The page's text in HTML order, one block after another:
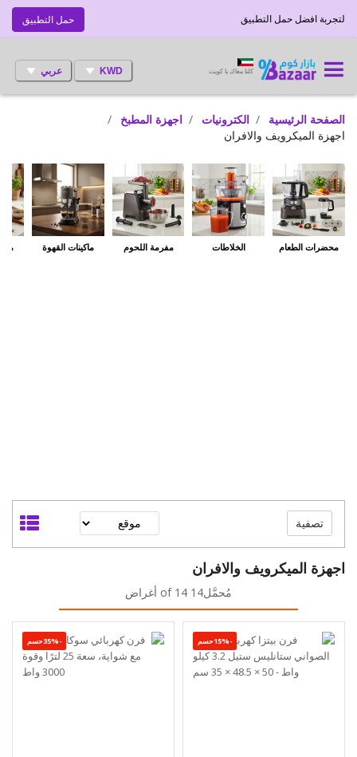
حمل التطبيق لتجربة افضل حمل التطبيق
KWD عربي كلنا معاك يا كويت
الصفحة الرئيسية الكترونيات
اجهزة المطبخ
اجهزة الميكرويف والافران
محضرات الطعام الخلاطات مفرمة اللحوم ماكينات القهوة
اجهزة الميكرويف والافران
مُحمَّل14 of 14 أغراض
-15%حسم -35%حسم
تصفية